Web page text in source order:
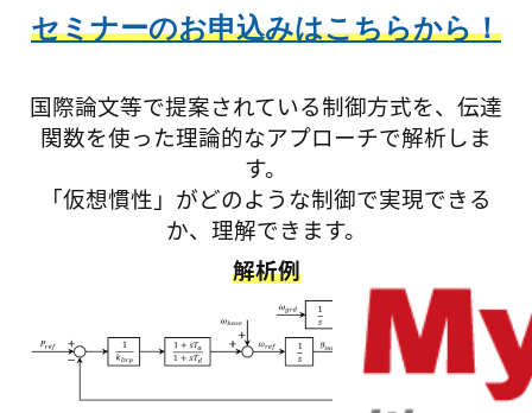
セミナーのお申込みはこちらから！
国際論文等で提案されている制御方式を、伝達
関数を使った理論的なアプローチで解析しま
す。
「仮想慣性」がどのような制御で実現できる
か、理解できます。
解析例